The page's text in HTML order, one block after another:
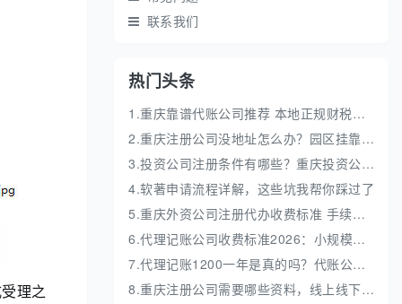
理之
联系我们
热门头条
1.重庆靠谱代账公司推荐 本地正规财税机构盘点
2.重庆注册公司没地址怎么办？园区挂靠地址性价比高
3.投资公司注册条件有哪些？重庆投资公司全流程代办
4.软著申请流程详解，这些坑我帮你踩过了
5.重庆外资公司注册代办收费标准 手续流程费用明细
6.代理记账公司收费标准2026：小规模和一般纳税人代账费解析
7.代理记账1200一年是真的吗？代账公司收费价格解析
8.重庆注册公司需要哪些资料，线上线下办理全流程